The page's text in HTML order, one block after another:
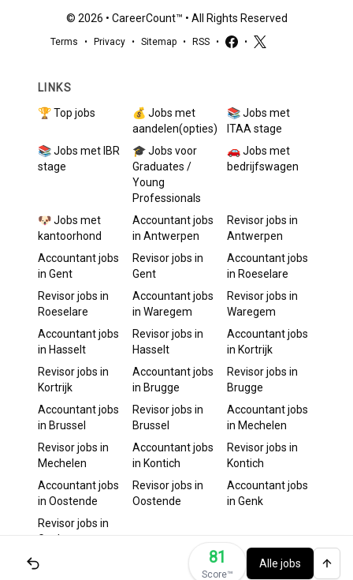
81
Score™️
Alle jobs
© 2026 • CareerCount™ • All Rights Reserved
Terms • Privacy • Sitemap • RSS • •
LINKS
🏆 Top jobs
💰 Jobs met
aandelen(opties)
📚 Jobs met
ITAA stage
📚 Jobs met IBR
stage
🎓 Jobs voor
Graduates /
Young
Professionals
🚗 Jobs met
bedrijfswagen
🐶 Jobs met
kantoorhond
Accountantjobs
in Antwerpen
Revisorjobs in
Antwerpen
Accountantjobs
in Gent
Revisorjobs in
Gent
Accountantjobs
in Roeselare
Revisorjobs in
Roeselare
Accountantjobs
in Waregem
Revisorjobs in
Waregem
Accountantjobs
in Hasselt
Revisorjobs in
Hasselt
Accountantjobs
in Kortrijk
Revisorjobs in
Kortrijk
Accountantjobs
in Brugge
Revisorjobs in
Brugge
Accountantjobs
in Brussel
Revisorjobs in
Brussel
Accountantjobs
in Mechelen
Revisorjobs in
Mechelen
Accountantjobs
in Kontich
Revisorjobs in
Kontich
Accountantjobs
in Oostende
Revisorjobs in
Oostende
Accountantjobs
in Genk
Revisorjobs in
Genk